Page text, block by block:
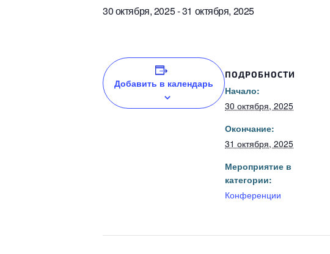
30 октября, 2025-31 октября, 2025
Добавить в календарь
ПОДРОБНОСТИ
Начало:
30 октября, 2025
Окончание:
31 октября, 2025
Мероприятие в
категории:
Конференции